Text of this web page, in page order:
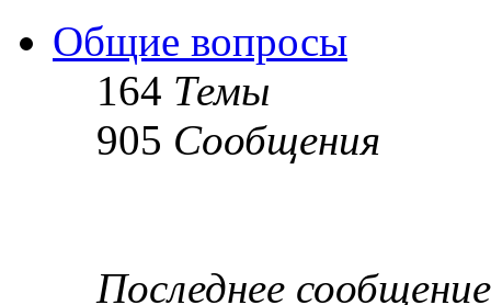
Общие вопросы
164 Темы
905 Сообщения
Последнее сообщение